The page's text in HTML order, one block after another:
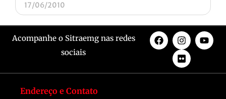
17/06/2010
Acompanhe o Sitraemg nas redes
sociais
Endereço e Contato